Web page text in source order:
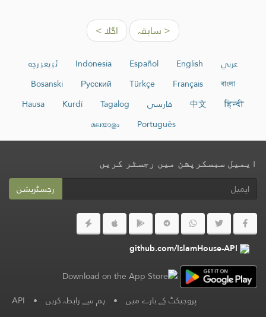
< سابقہ اگلا >
عربي English
Español
Indonesia
ئۇيغۇرچە
বাংলা
Français
Türkçe
Русский
Bosanski
हिन्दी
中文 فارسی Tagalog
Kurdî
Hausa
Português
മലയാളം
ایمیل سبسکرپشن میں رجسٹر کریں
رجسٹریشن
github.com/IslamHouse-API
پروجیکٹ کے بارے میں • ہم سے رابطہ کریں •
API